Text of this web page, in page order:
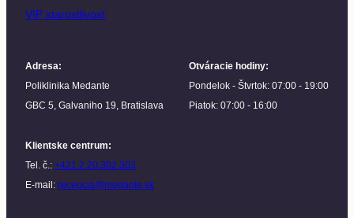
VIP starostlivosť
Adresa:
Poliklinika Medante
GBC 5, Galvaniho 19, Bratislava
Otváracie hodiny:
Pondelok - Štvrtok: 07:00 - 19:00
Piatok: 07:00 - 16:00
Klientske centrum:
Tel. č.: +421 2 20 302 303
E-mail: recepcia@medante.sk